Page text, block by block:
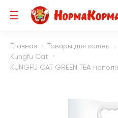
Главная Товары для кошек
Kungfu Cat
KUNGFU CAT GREEN TEA